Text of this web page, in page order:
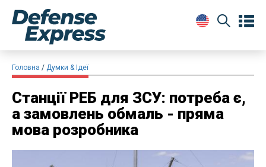
Головна Думки & Ідеї
​Станції РЕБ для ЗСУ: потреба є,
а замовлень обмаль - пряма
мова розробника